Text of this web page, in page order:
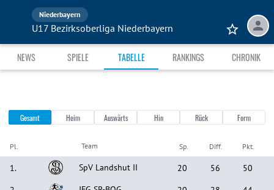
Niederbayern
U17 Bezirksoberliga Niederbayern
NEWS SPIELE TABELLE RANKINGS CHRONIK
Gesamt Heim Auswärts Hin Rück Form
Pl. Team Sp. Diff. Pkt.
1. SpV Landshut II 20 56
50